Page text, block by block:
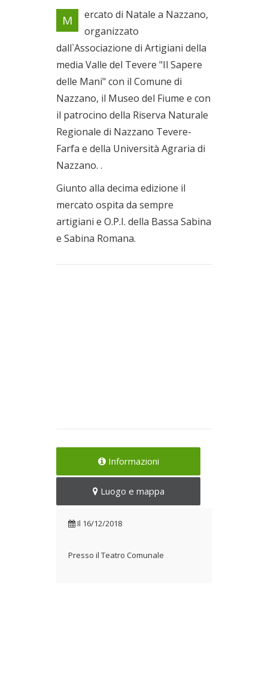
Organizzato dall'Associazione
di Artigiani "Il Sapere delle
Mani"
Il 16/12/2018
M
ercato di Natale a Nazzano,
organizzato
dall`Associazione di Artigiani della
media Valle del Tevere "Il Sapere
delle Mani" con il Comune di
Nazzano, il Museo del Fiume e con
il patrocino della Riserva Naturale
Regionale di Nazzano Tevere-
Farfa e della Università Agraria di
Nazzano. .
Giunto alla decima edizione il
mercato ospita da sempre
artigiani e O.P.I. della Bassa Sabina
e Sabina Romana.
Informazioni
Luogo e mappa
Il 16/12/2018
Presso il Teatro Comunale